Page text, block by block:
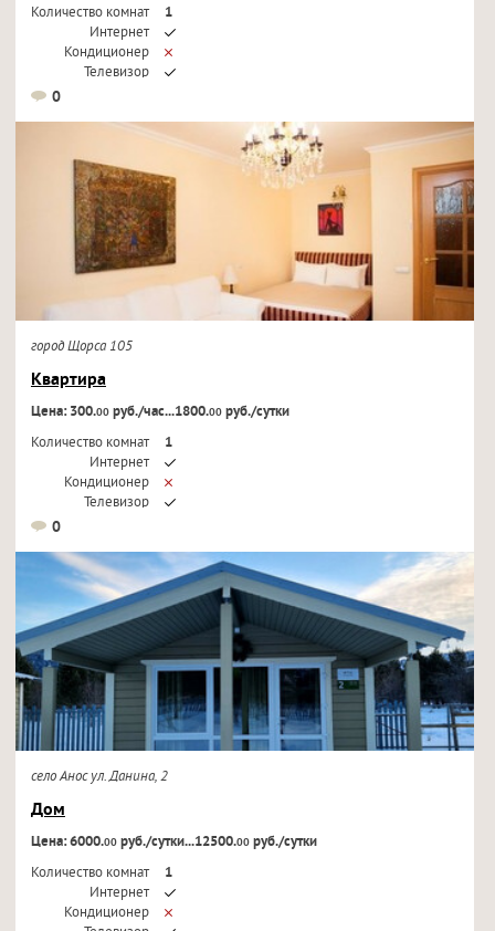
Количество комнат
1
Интернет
Кондиционер
Телевизор
0
город Щорса 105
Квартира
Цена: 300.00руб./час...1800.00руб./сутки
Количество комнат
1
Интернет
Кондиционер
Телевизор
0
село Анос ул. Данина, 2
Дом
Цена: 6000.00руб./сутки...12500.00руб./сутки
Количество комнат
1
Интернет
Кондиционер